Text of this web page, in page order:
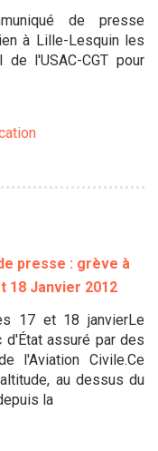
de presse
à Lille-Lesquin les
l'USAC-CGT pour
presse : grève à
18 Janvier 2012
17 et 18 janvierLe
assuré par des
l'Aviation Civile.Ce
au dessus du
la